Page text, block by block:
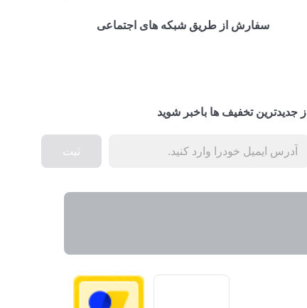
سفارش از طریق شبکه های اجتماعی
از جدیدترین تخفیف ها باخبر شوید
ثبت